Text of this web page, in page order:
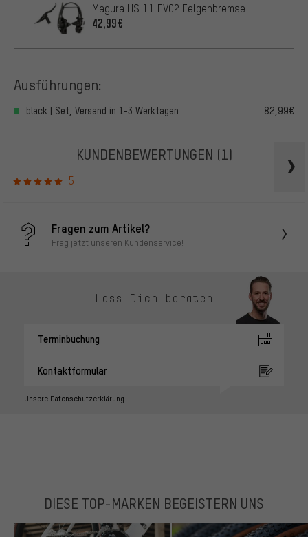
Magura HS 11 EVO2 Felgenbremse
42,99€
Ausführungen:
black | Set, Versand in 1-3 Werktagen 82,99€
KUNDENBEWERTUNGEN (1)
5
Fragen zum Artikel?
Frag jetzt unseren Kundenservice!
Lass Dich beraten
Terminbuchung
Kontaktformular
Unsere Datenschutzerklärung
DIESE TOP-MARKEN BEGEISTERN UNS